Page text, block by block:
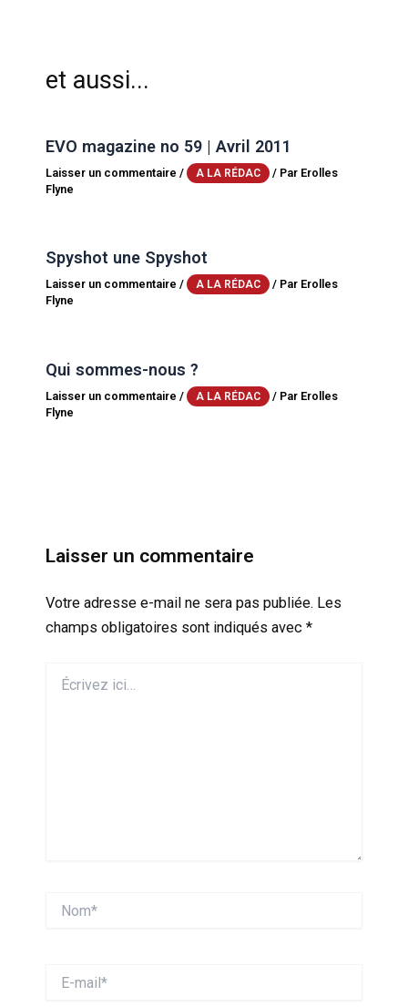
et aussi...
EVO magazine no 59 | Avril 2011
Laisser un commentaire / A LA RÉDAC / Par Erolles
Flyne
Spyshot une Spyshot
Laisser un commentaire / A LA RÉDAC / Par Erolles
Flyne
Qui sommes-nous ?
Laisser un commentaire / A LA RÉDAC / Par Erolles
Flyne
Laisser un commentaire
Votre adresse e-mail ne sera pas publiée. Les
champs obligatoires sont indiqués avec *
ici…
mail*